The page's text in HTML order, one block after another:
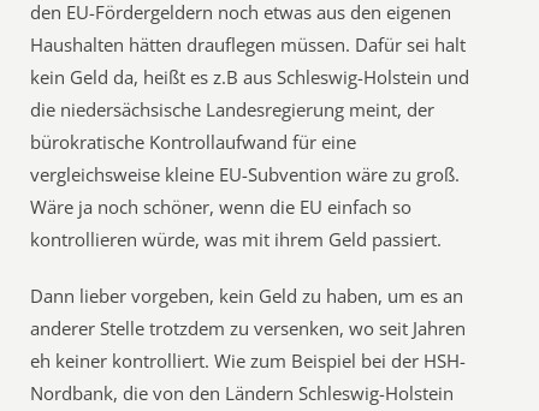
den EU-Fördergeldern noch etwas aus den eigenen
Haushalten hätten drauflegen müssen. Dafür sei halt
kein Geld da, heißt es z.B aus Schleswig-Holstein und
die niedersächsische Landesregierung meint, der
bürokratische Kontrollaufwand für eine
vergleichsweise kleine EU-Subvention wäre zu groß.
Wäre ja noch schöner, wenn die EU einfach so
kontrollieren würde, was mit ihrem Geld passiert.
Dann lieber vorgeben, kein Geld zu haben, um es an
anderer Stelle trotzdem zu versenken, wo seit Jahren
eh keiner kontrolliert. Wie zum Beispiel bei der HSH-
Nordbank, die von den Ländern Schleswig-Holstein